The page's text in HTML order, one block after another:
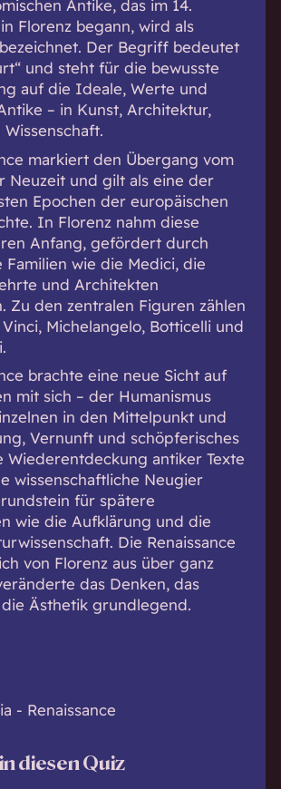
Antike, das im 14.
Florenz begann, wird als
Der Begriff bedeutet
und steht für die bewusste
auf die Ideale, Werte und
– in Kunst, Architektur,
markiert den Übergang vom
Neuzeit und gilt als eine der
Epochen der europäischen
In Florenz nahm diese
Anfang, gefördert durch
Familien wie die Medici, die
und Architekten
Zu den zentralen Figuren zählen
, Michelangelo, Botticelli und
brachte eine neue Sicht auf
mit sich – der Humanismus
in den Mittelpunkt und
Vernunft und schöpferisches
Wiederentdeckung antiker Texte
wissenschaftliche Neugier
für spätere
wie die Aufklärung und die
Die Renaissance
von Florenz aus über ganz
das Denken, das
Ästhetik grundlegend.
- Renaissance
diesen Quiz